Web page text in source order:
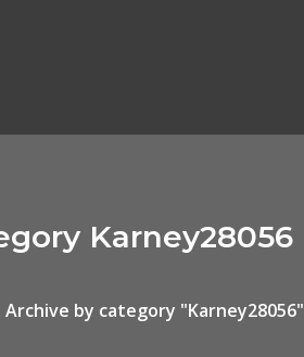
Karney28056
Archive by category "Karney28056"